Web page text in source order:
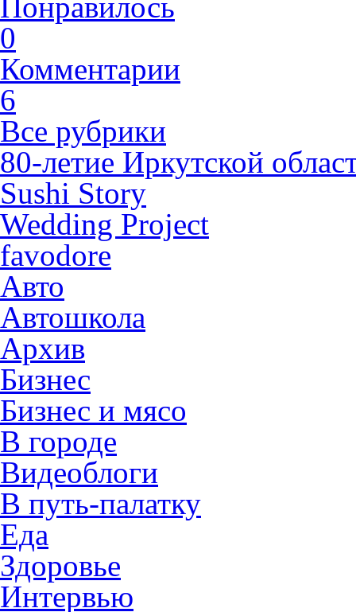
0
Комментарии
6
Все рубрики
80-летие Иркутской
Sushi Story
Wedding Project
favodore
Авто
Автошкола
Архив
Бизнес
Бизнес и мясо
В городе
Видеоблоги
В путь-палатку
Еда
Здоровье
Интервью